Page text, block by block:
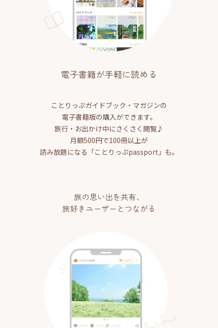
電子書籍が手軽に読める
ことりっぷガイドブック・マガジンの
電子書籍版の購入ができます。
旅行・お出かけ中にさくさく閲覧♪
月額500円で100冊以上が
読み放題になる「ことりっぷpassport」も。
旅の思い出を共有、
旅好きユーザーとつながる